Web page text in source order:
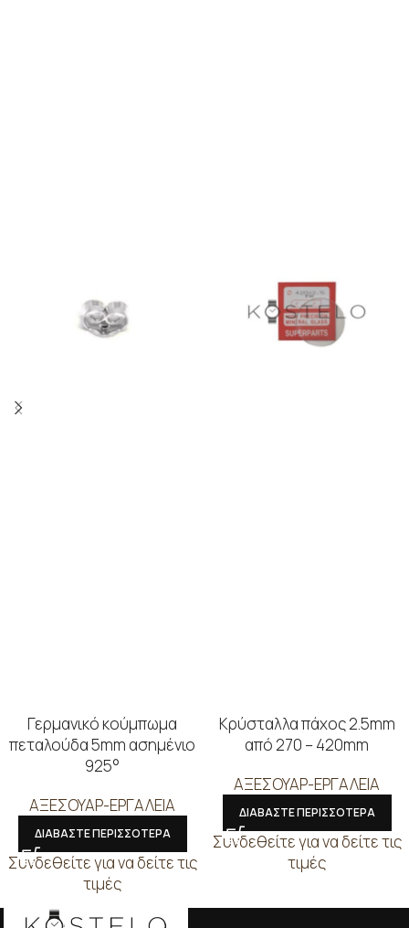
Γερμανικό κούμπωμα
πεταλούδα 5mm ασημένιο
925°
ΑΞΕΣΟΥΑΡ-ΕΡΓΑΛΕΙΑ
ΔΙΑΒΑΣΤΕ ΠΕΡΙΣΣΟΤΕΡΑ
Συνδεθείτε για να δείτε τις
τιμές
Κρύσταλλα πάχος 2.5mm
από 270 – 420mm
ΑΞΕΣΟΥΑΡ-ΕΡΓΑΛΕΙΑ
ΔΙΑΒΑΣΤΕ ΠΕΡΙΣΣΟΤΕΡΑ
Συνδεθείτε για να δείτε τις
τιμές